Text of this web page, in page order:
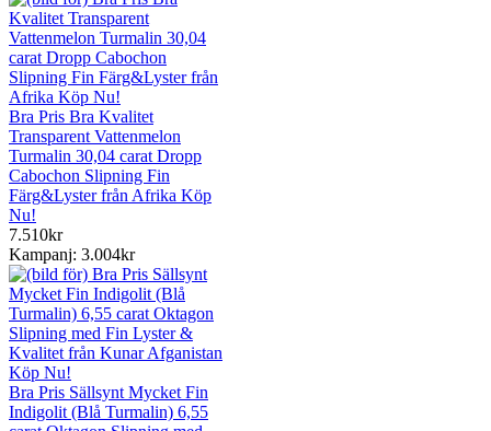
Bra Pris Bra Kvalitet
Transparent Vattenmelon
Turmalin 30,04 carat Dropp
Cabochon Slipning Fin
Färg&Lyster från Afrika Köp
Nu!
7.510kr
Kampanj: 3.004kr
Bra Pris Sällsynt Mycket Fin
Indigolit (Blå Turmalin) 6,55